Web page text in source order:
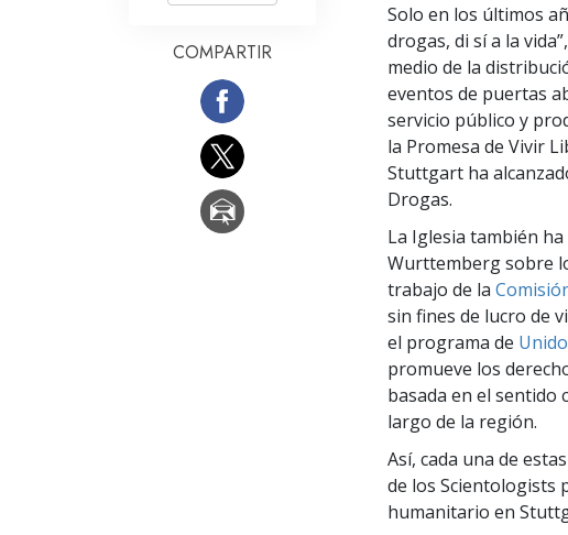
Solo en los últimos
drogas, di sí a la
medio de la
eventos de puertas
servicio público y
la Promesa de Vivir
Stuttgart ha
Drogas.
La Iglesia también
Wurttemberg sobre
trabajo de la
sin fines de lucro de
el programa de
promueve los
basada en el sentido
largo de la región.
Así, cada una de
de los Scientologists
humanitario en
COMPARTIR